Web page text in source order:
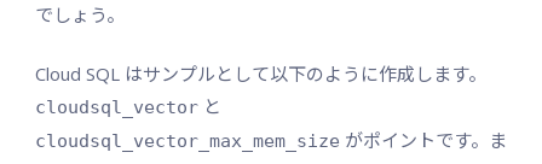
でしょう。
Cloud SQL はサンプルとして以下のように作成します。
cloudsql_vectorと
cloudsql_vector_max_mem_size がポイントです。ま